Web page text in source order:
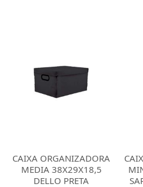
CAIXA ORGANIZADORA
MEDIA 38X29X18,5
DELLO PRETA